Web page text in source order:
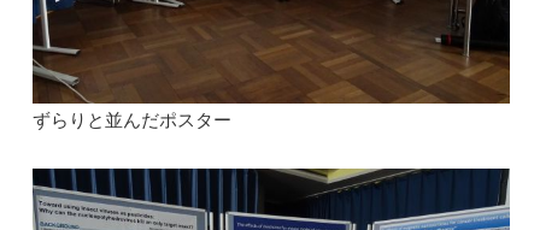
ずらりと並んだポスター